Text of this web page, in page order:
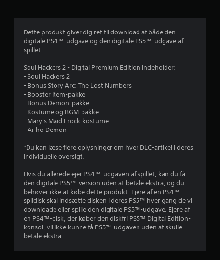
v
n
e
r
3
.
9
Dette produkt giver dig ret til download af både den
digitale PS4™-udgave og den digitale PS5™-udgave af
spillet.
Soul Hackers 2 - Digital Premium Edition indeholder:
- Soul Hackers 2
- Bonus Story Arc: The Lost Numbers
- Booster Item-pakke
- Bonus Demon-pakke
- Kostume og BGM-pakke
- Mary's Maid Frock-kostume
- Ai-ho Demon
*Du kan læse flere oplysninger om hver DLC-artikel i deres
individuelle oversigt.
Hvis du allerede ejer PS4™-udgaven af spillet, kan du få
den digitale PS5™-version uden at betale ekstra, og du
behøver ikke at købe dette produkt. Ejere af en PS4™-
spildisk skal indsætte disken i deres PS5™ hver gang de vil
downloade eller spille den digitale PS5™-udgave. Ejere af
en PS4™-disk, der køber den diskfri PS5™ Digital Edition-
konsol, vil ikke kunne få PS5™-udgaven uden at skulle
betale ekstra.